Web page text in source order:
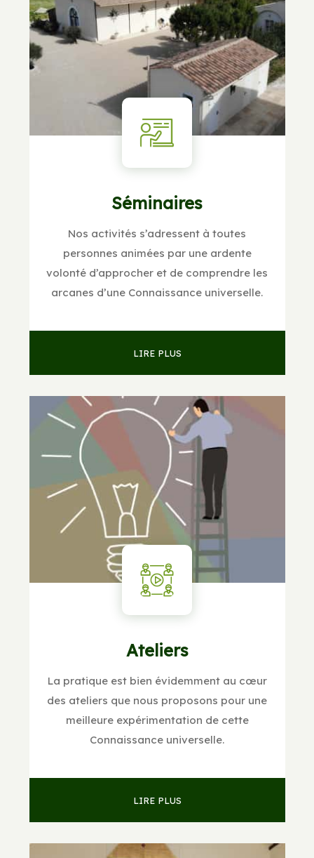
Séminaires
Nos activités s’adressent à toutes
personnes animées par une ardente
volonté d’approcher et de comprendre les
arcanes d’une Connaissance universelle.
LIRE PLUS
Ateliers
La pratique est bien évidemment au cœur
des ateliers que nous proposons pour une
meilleure expérimentation de cette
Connaissance universelle.
LIRE PLUS